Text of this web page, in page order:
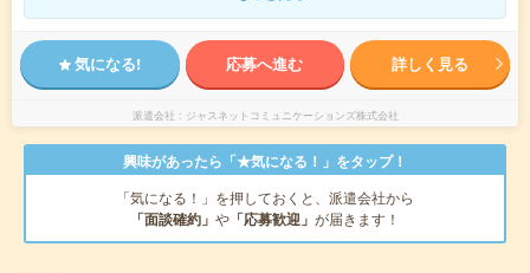
気になる! 応募へ進む 詳しく見る
派遣会社 ジャスネットコミュニケーションズ株式会社
興味があったら「★気になる！」をタップ！
「気になる！」を押しておくと、派遣会社から
「面談確約」 や 「応募歓迎」 が届きます！